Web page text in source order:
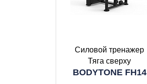
Силовой тренажер
Тяга сверху
BODYTONE FH14